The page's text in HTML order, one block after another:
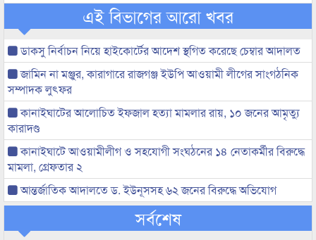
এই বিভাগের আরো খবর
ডাকসু নির্বাচন নিয়ে হাইকোর্টের আদেশ স্থগিত করেছে চেম্বার আদালত
জামিন না মঞ্জুর, কারাগারে রাজগঞ্জ ইউপি আওয়ামী লীগের সাংগঠনিক
সম্পাদক লুৎফর
কানাইঘাটের আলোচিত ইফজাল হত্যা মামলার রায়, ১০ জনের আমৃত্যু
কারাদণ্ড
কানাইঘাটে আওয়ামীলীগ ও সহযোগী সংঘঠনের ১৪ নেতাকর্মীর বিরুদ্ধে
মামলা, গ্রেফতার ২
আন্তর্জাতিক আদালতে ড. ইউনূসসহ ৬২ জনের বিরুদ্ধে অভিযোগ
সর্বশেষ